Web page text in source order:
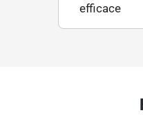
efficace